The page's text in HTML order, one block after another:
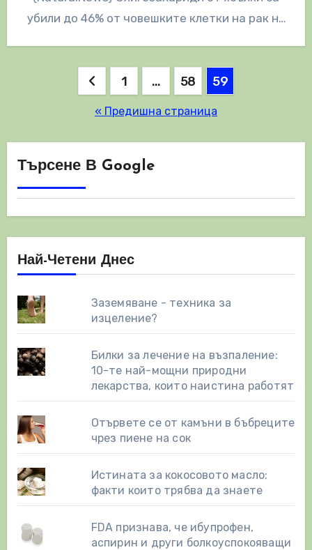
убили до 46% от човешките клетки на рак на
Разделяне
публикациите
на
страници
1 … 58 59
« Предишна страница
Търсене В Google
Най-Четени Днес
Заземяване - техника за
изцеление?
Билки за лечение на възпаление:
10-те най-мощни природни
лекарства, които наистина работят
Отървете се от камъни в бъбреците
чрез пиене на сок
Истината за кокосовото масло:
факти които трябва да знаете
FDA признава, че ибупрофен,
аспирин и други болкоуспокояващи